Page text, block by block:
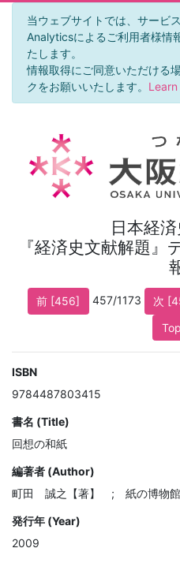
当ウェブサイトでは、サービ
Analyticsによるご利用者様情
たします。
情報取得にご同意いただける
クをお願いいたします。
日本経
『経済史文献解題
前 [456] 457/1173 次
ISBN
9784487803415
書名 (Title)
回想の和紙
編著者 (Author)
町田 誠之【著】 ; 紙の博物館
発行年 (Year)
2009